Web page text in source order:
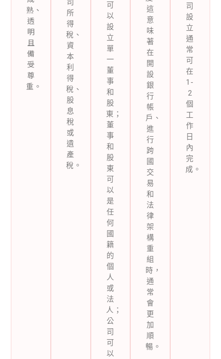
熟、
透
明
且
備
受
尊
重。
司
所
得
稅、
資
本
利
得
稅、
股
息
稅
或
遺
產
稅。
可
以
設
立
單
一
董
事
和
股
東；
董
事
和
股
東
可
以
是
任
何
國
籍
的
個
人
或
法
人；
公
司
可
以
這
意
味
著
在
開
設
銀
行
帳
戶、
進
行
跨
國
交
易
和
法
律
架
構
重
組
時，
通
常
會
更
加
順
暢。
司
設
立
通
常
可
在
1-
2
個
工
作
日
內
完
成。